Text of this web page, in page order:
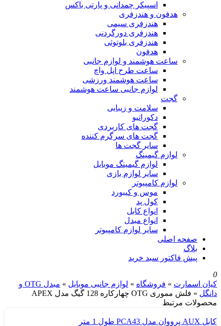
اسپیکر چمدانی و پارتی باکس
هدفون و هندزفری
هندزفری سیمی
هندزفری دورگردنی
هندزفری بلوتوثی
هدفون
ساعت هوشمند و لوازم جانبی
ساعت طرح اپل واچ
ساعت هوشمند ورزشی
لوازم جانبی ساعت هوشمند
گجت
سلامت و زیبایی
دکوراتیو
گجت های کاربردی
گجت های سرگرم کننده
سایر گجت ها
لوازم گیمینگ
لوازم گیمینگ موبایل
سایر لوازم بازی
لوازم کامپیوتر
موس و کیبورد
کول پد
انواع کابل
انواع مبدل
سایر لوازم کامپیوتر
صفحه اصلی
بلاگ
پیش فاکتور سبد خرید
0
کیان اسمارت » فروشگاه » لوازم جانبی موبایل »
مبدل OTG و
دانگل » فلش مموری OTG چهارکاره 128 گیگ مدل APEX
محصولات مرتبط
کابل AUX پرووان مدل PCA43 طول 1 متر